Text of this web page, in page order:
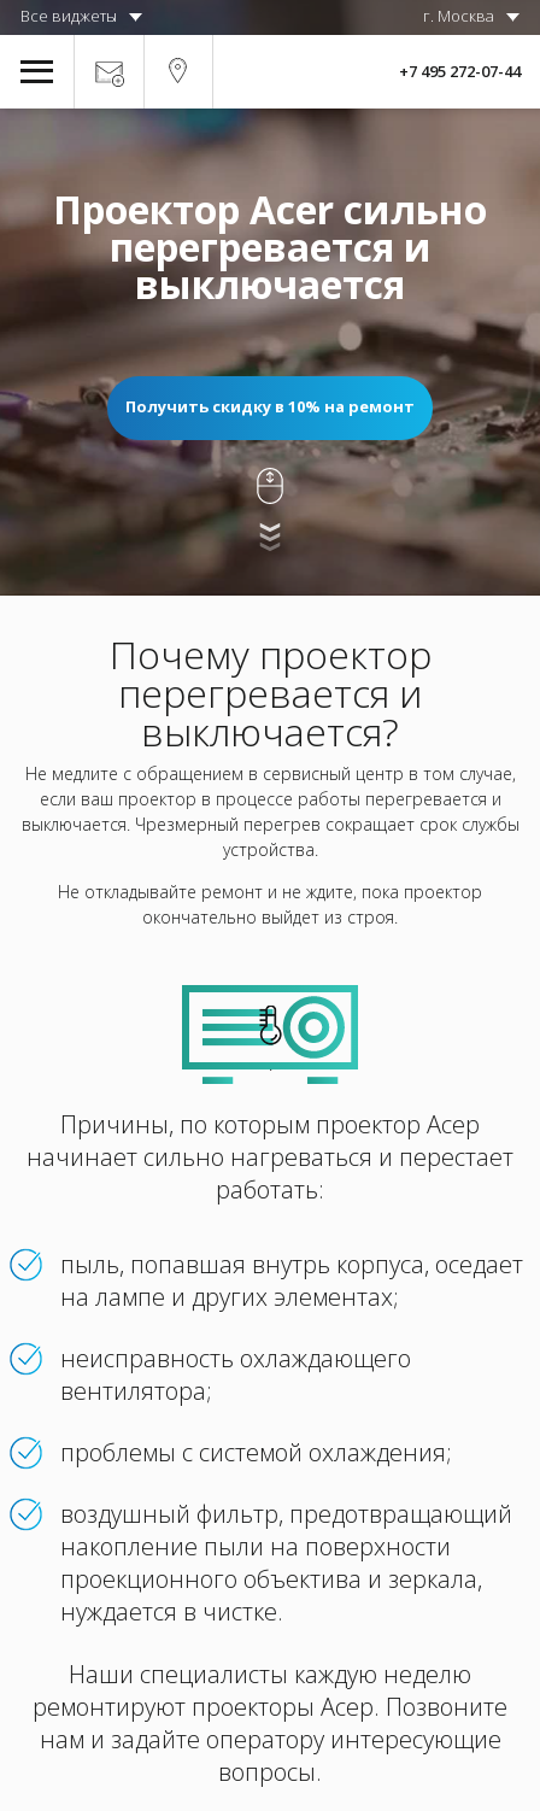
Все виджеты г. Москва
+7 495 272-07-44
Проектор Acer сильно
перегревается и
выключается
Получить скидку в 10% на ремонт
Почему проектор
перегревается и
выключается?
Не медлите с обращением в сервисный центр в том случае,
если ваш проектор в процессе работы перегревается и
выключается. Чрезмерный перегрев сокращает срок службы
устройства.
Не откладывайте ремонт и не ждите, пока проектор
окончательно выйдет из строя.
.
Причины, по которым проектор Асер
начинает сильно нагреваться и перестает
работать:
пыль, попавшая внутрь корпуса, оседает
на лампе и других элементах;
неисправность охлаждающего
вентилятора;
проблемы с системой охлаждения;
воздушный фильтр, предотвращающий
накопление пыли на поверхности
проекционного объектива и зеркала,
нуждается в чистке.
Наши специалисты каждую неделю
ремонтируют проекторы Асер. Позвоните
нам и задайте оператору интересующие
вопросы.